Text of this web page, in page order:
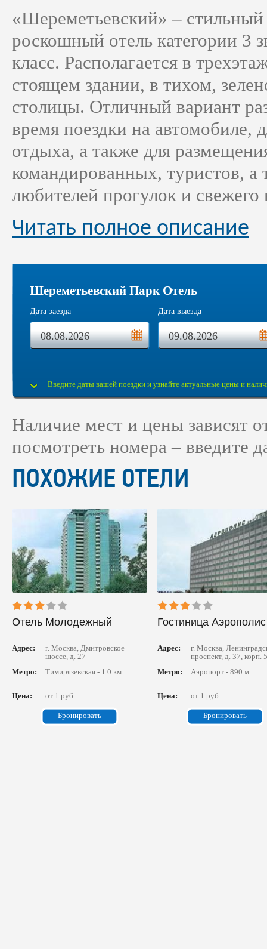
«Шереметьевский» –
роскошный отель категории 3
класс. Располагается в
стоящем здании, в тихом,
столицы. Отличный вариант
время поездки на автомобиле,
отдыха, а также для
командированных, туристов, а
любителей прогулок и свежего
Читать полное описание
Шереметьевский Парк Отель
Дата заезда Дата выезда
Введите даты вашей поездки и узнайте актуальные цены и
Наличие мест и цены зависят
посмотреть номера – введите
ПОХОЖИЕ ОТЕЛИ
Отель Молодежный
Адрес:
г. Москва, Дмитровское
шоссе, д. 27
Метро:
Тимирязевская - 1.0 км
Цена: от 1 руб.
Бронировать
Гостиница Аэрополис
Адрес:
г. Москва,
проспект, д. 37, корп. 5
Метро:
Аэропорт - 890 м
Цена: от 1 руб.
Бронировать